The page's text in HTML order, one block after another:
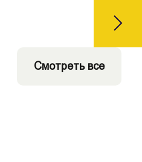
Смотреть все